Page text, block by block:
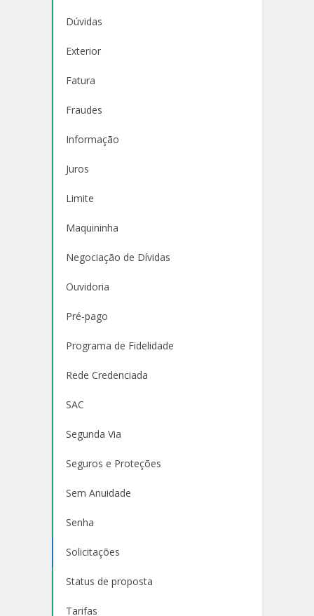
Dúvidas
Exterior
Fatura
Fraudes
Informação
Juros
Limite
Maquininha
Negociação de Dívidas
Ouvidoria
Pré-pago
Programa de Fidelidade
Rede Credenciada
SAC
Segunda Via
Seguros e Proteções
Sem Anuidade
Senha
Solicitações
Status de proposta
Tarifas